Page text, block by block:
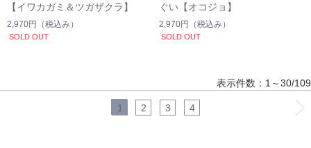
【イワカガミ＆ツガザクラ】
2,970円 （税込み）
SOLD OUT
ぐい【オコジョ】
2,970円 （税込み）
SOLD OUT
表示件数：1～30/109
1 2 3 4